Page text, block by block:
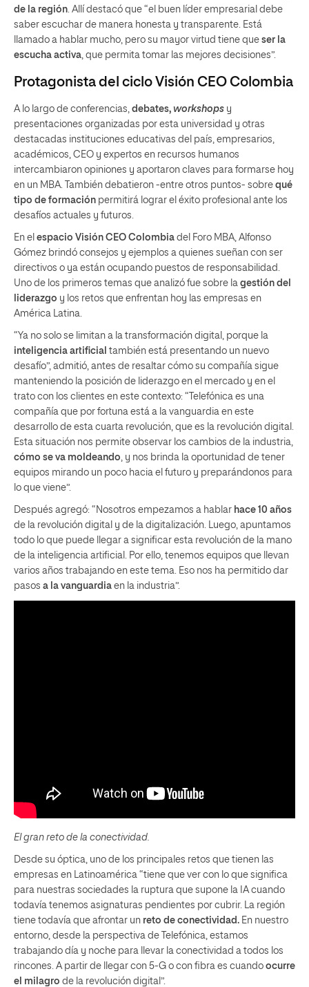
de la región . Allí destacó que “el buen líder empresarial debe
saber escuchar de manera honesta y transparente. Está
llamado a hablar mucho, pero su mayor virtud tiene que ser la
escucha activa , que permita tomar las mejores decisiones”.
Protagonista del ciclo Visión CEO Colombia
A lo largo de conferencias, debates, workshops y
presentaciones organizadas por esta universidad y otras
destacadas instituciones educativas del país, empresarios,
académicos, CEO y expertos en recursos humanos
intercambiaron opiniones y aportaron claves para formarse hoy
en un MBA. También debatieron -entre otros puntos- sobre qué
tipo de formación permitirá lograr el éxito profesional ante los
desafíos actuales y futuros.
En el espacio Visión CEO Colombia del Foro MBA, Alfonso
Gómez brindó consejos y ejemplos a quienes sueñan con ser
directivos o ya están ocupando puestos de responsabilidad.
Uno de los primeros temas que analizó fue sobre la gestión del
liderazgo y los retos que enfrentan hoy las empresas en
América Latina.
“Ya no solo se limitan a la transformación digital, porque la
inteligencia artificial también está presentando un nuevo
desafío”, admitió, antes de resaltar cómo su compañía sigue
manteniendo la posición de liderazgo en el mercado y en el
trato con los clientes en este contexto: “Telefónica es una
compañía que por fortuna está a la vanguardia en este
desarrollo de esta cuarta revolución, que es la revolución digital.
Esta situación nos permite observar los cambios de la industria,
cómo se va moldeando , y nos brinda la oportunidad de tener
equipos mirando un poco hacia el futuro y preparándonos para
lo que viene”.
Después agregó: “Nosotros empezamos a hablar hace 10 años
de la revolución digital y de la digitalización. Luego, apuntamos
todo lo que puede llegar a significar esta revolución de la mano
de la inteligencia artificial. Por ello, tenemos equipos que llevan
varios años trabajando en este tema. Eso nos ha permitido dar
pasos a la vanguardia en la industria”.
El gran reto de la conectividad.
Desde su óptica, uno de los principales retos que tienen las
empresas en Latinoamérica “tiene que ver con lo que significa
para nuestras sociedades la ruptura que supone la IA cuando
todavía tenemos asignaturas pendientes por cubrir. La región
tiene todavía que afrontar un reto de conectividad. En nuestro
entorno, desde la perspectiva de Telefónica, estamos
trabajando día y noche para llevar la conectividad a todos los
rincones. A partir de llegar con 5-G o con fibra es cuando ocurre
el milagro de la revolución digital”.